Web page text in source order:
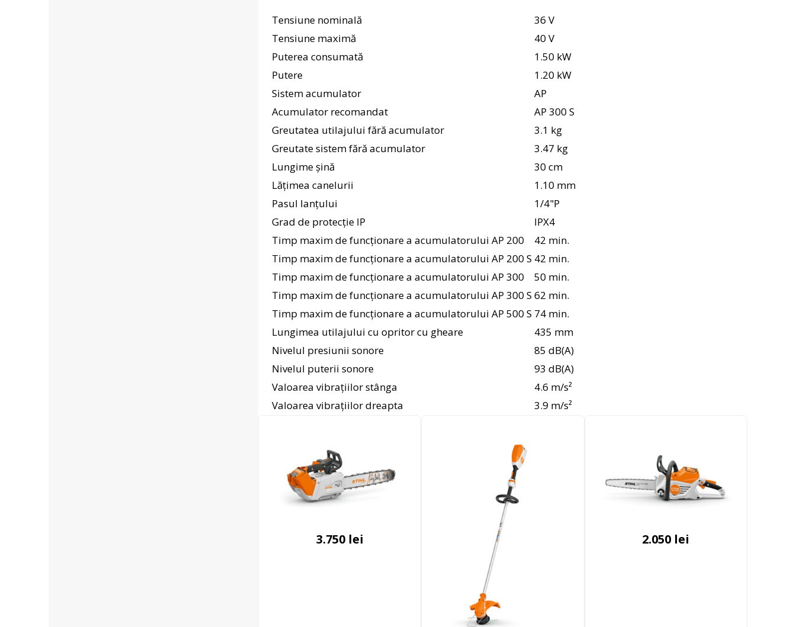
Tensiune nominală
36 V
Tensiune maximă
40 V
Puterea consumată
1.50 kW
Putere
1.20 kW
Sistem acumulator
AP
Acumulator recomandat
AP 300 S
Greutatea utilajului fără acumulator
3.1 kg
Greutate sistem fără acumulator
3.47 kg
Lungime șină
30 cm
Lățimea canelurii
1.10 mm
Pasul lanţului
1/4"P
Grad de protecție IP
IPX4
Timp maxim de funcționare a acumulatorului AP 200
42 min.
Timp maxim de funcționare a acumulatorului AP 200 S 42 min.
Timp maxim de funcționare a acumulatorului AP 300
50 min.
Timp maxim de funcționare a acumulatorului AP 300 S 62 min.
Timp maxim de funcționare a acumulatorului AP 500 S 74 min.
Lungimea utilajului cu opritor cu gheare
435 mm
Nivelul presiunii sonore
85 dB(A)
Nivelul puterii sonore
93 dB(A)
Valoarea vibrațiilor stânga
4.6 m/s²
Valoarea vibrațiilor dreapta
3.9 m/s²
3.750 lei 2.050 lei